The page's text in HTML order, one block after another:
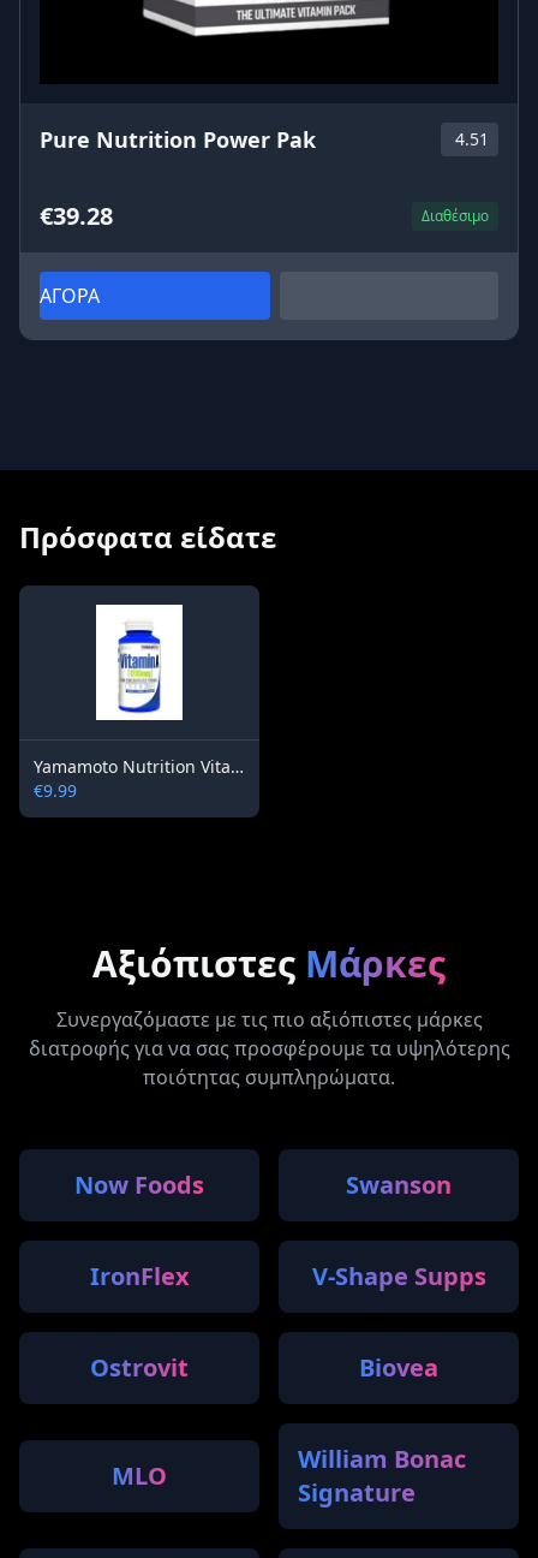
Pure Nutrition Power Pak 4.51
€39.28 Διαθέσιμο
ΑΓΟΡΑ
Πρόσφατα είδατε
Yamamoto Nutrition Vitamin A 90 capsules
€9.99
Αξιόπιστες Μάρκες
Συνεργαζόμαστε με τις πιο αξιόπιστες μάρκες
διατροφής για να σας προσφέρουμε τα υψηλότερης
ποιότητας συμπληρώματα.
Now Foods Swanson
IronFlex V-Shape Supps
Ostrovit Biovea
MLO
William Bonac
Signature